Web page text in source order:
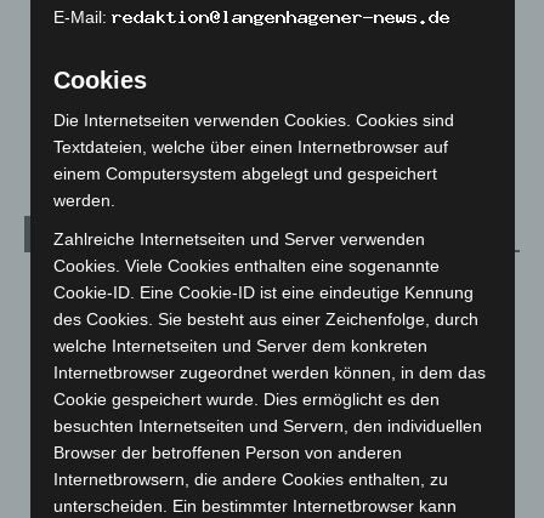
Menschen
Welt
Archiv
August 2026 (9)
Juli 2026(73)
Juni 2026(139)
Mai 2026(99)
April 2026(99)
März 2026
Februar 2026(109)
E-Mail:
Cookies
Die Internetseiten verwenden Cookies. Cookies sind
Textdateien, welche über einen Internetbrowser auf
einem Computersystem abgelegt und gespeichert
werden.
Zahlreiche Internetseiten und Server verwenden
Cookies. Viele Cookies enthalten eine sogenannte
Cookie-ID. Eine Cookie-ID ist eine eindeutige Kennung
des Cookies. Sie besteht aus einer Zeichenfolge, durch
welche Internetseiten und Server dem konkreten
Internetbrowser zugeordnet werden können, in dem das
Cookie gespeichert wurde. Dies ermöglicht es den
besuchten Internetseiten und Servern, den individuellen
Browser der betroffenen Person von anderen
Internetbrowsern, die andere Cookies enthalten, zu
unterscheiden. Ein bestimmter Internetbrowser kann